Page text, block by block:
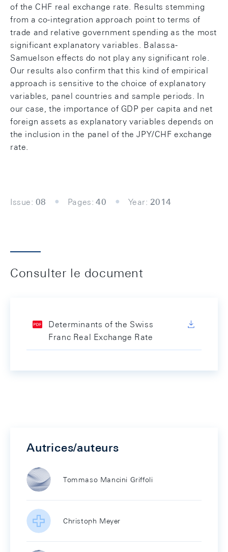
of the CHF real exchange rate. Results stemming
from a co-integration approach point to terms of
trade and relative government spending as the most
significant explanatory variables. Balassa-
Samuelson effects do not play any significant role.
Our results also confirm that this kind of empirical
approach is sensitive to the choice of explanatory
variables, panel countries and sample periods. In
our case, the importance of GDP per capita and net
foreign assets as explanatory variables depends on
the inclusion in the panel of the JPY/CHF exchange
rate.
Issue: 08 Pages: 40 Year: 2014
Consulter le document
Determinants of the Swiss
Franc Real Exchange Rate
Autrices/auteurs
Tommaso Mancini Griffoli
Christoph Meyer